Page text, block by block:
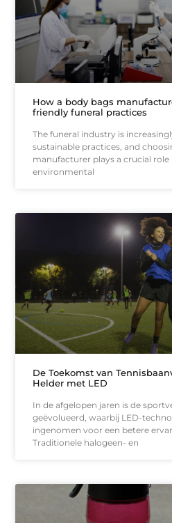
How a body bags
friendly funeral practices
The funeral industry is
sustainable practices, and
manufacturer plays a crucial
environmental
De Toekomst van
Helder met LED
In de afgelopen jaren is de
geëvolueerd, waarbij LED-
ingenomen voor een betere
Traditionele halogeen- en